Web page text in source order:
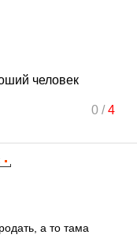
человек
0/4
а то тама